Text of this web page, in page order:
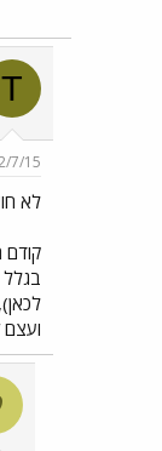
T
7/15
לא
קודם
ועצם